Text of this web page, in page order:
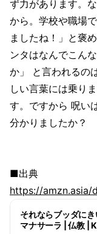
ず力があります。
から。学校や職場
ましたね！」と褒
ンタはなんでこん
か」 と言われる
しい言葉には乗り
す。ですから 呪い
分かりましたか？
■出典
https://amzn.asia/
それならブッダに
マナサーラ | 仏教 |